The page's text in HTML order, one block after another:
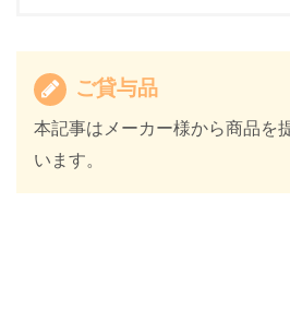
ご貸与品
本記事はメーカー様から商品を
います。